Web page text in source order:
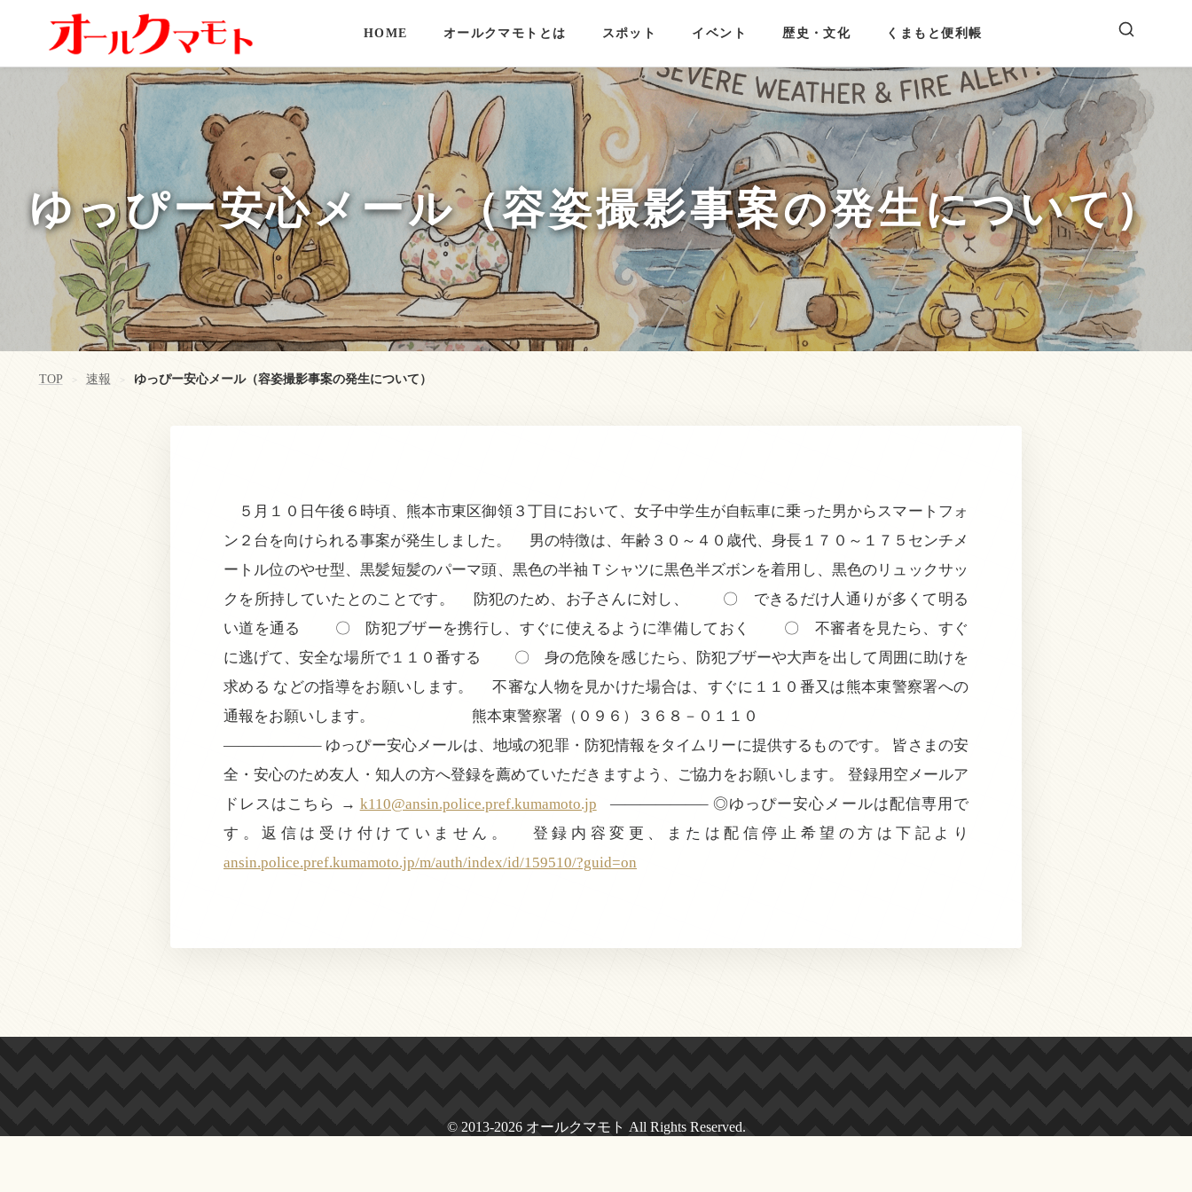
HOME オールクマモトとは スポット イベント 歴史・文化 くまもと便利帳
ゆっぴー安心メール（容姿撮影事案の発生について）
TOP > 速報 > ゆっぴー安心メール（容姿撮影事案の発生について）
５月１０日午後６時頃、熊本市東区御領３丁目において、女子中学生が自転車に乗った男からスマートフォ
ン２台を向けられる事案が発生しました。 男の特徴は、年齢３０～４０歳代、身長１７０～１７５センチメ
ートル位のやせ型、黒髪短髪のパーマ頭、黒色の半袖Ｔシャツに黒色半ズボンを着用し、黒色のリュックサッ
クを所持していたとのことです。 防犯のため、お子さんに対し、 〇 できるだけ人通りが多くて明る
い道を通る 〇 防犯ブザーを携行し、すぐに使えるように準備しておく 〇 不審者を見たら、すぐ
に逃げて、安全な場所で１１０番する 〇 身の危険を感じたら、防犯ブザーや大声を出して周囲に助けを
求める などの指導をお願いします。 不審な人物を見かけた場合は、すぐに１１０番又は熊本東警察署への
通報をお願いします。 熊本東警察署（０９６）３６８－０１１０
——————– ゆっぴー安心メールは、地域の犯罪・防犯情報をタイムリーに提供するものです。 皆さまの安
全・安心のため友人・知人の方へ登録を薦めていただきますよう、ご協力をお願いします。 登録用空メールア
ドレスはこちら → k110@ansin.police.pref.kumamoto.jp ——————– ◎ゆっぴー安心メールは配信専用で
す。返信は受け付けていません。 登録内容変更、または配信停止希望の方は下記より
ansin.police.pref.kumamoto.jp/m/auth/index/id/159510/?guid=on
© 2013-2026 オールクマモト All Rights Reserved.